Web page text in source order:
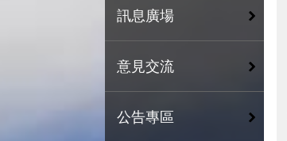
訊息廣場
意見交流
公告專區